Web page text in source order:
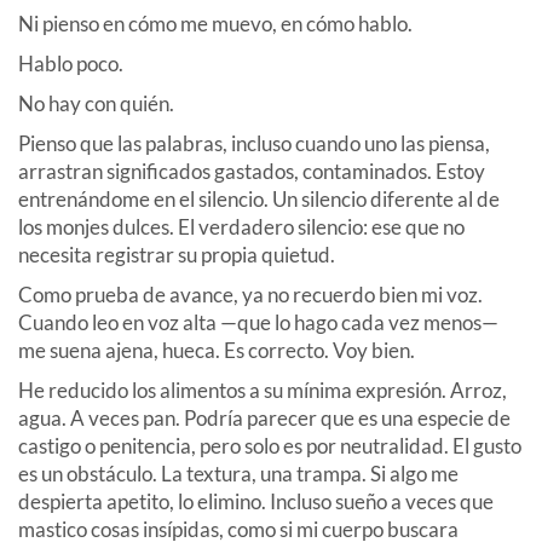
Ni pienso en cómo me muevo, en cómo hablo.
Hablo poco.
No hay con quién.
Pienso que las palabras, incluso cuando uno las piensa,
arrastran significados gastados, contaminados. Estoy
entrenándome en el silencio. Un silencio diferente al de
los monjes dulces. El verdadero silencio: ese que no
necesita registrar su propia quietud.
Como prueba de avance, ya no recuerdo bien mi voz.
Cuando leo en voz alta —que lo hago cada vez menos—
me suena ajena, hueca. Es correcto. Voy bien.
He reducido los alimentos a su mínima expresión. Arroz,
agua. A veces pan. Podría parecer que es una especie de
castigo o penitencia, pero solo es por neutralidad. El gusto
es un obstáculo. La textura, una trampa. Si algo me
despierta apetito, lo elimino. Incluso sueño a veces que
mastico cosas insípidas, como si mi cuerpo buscara